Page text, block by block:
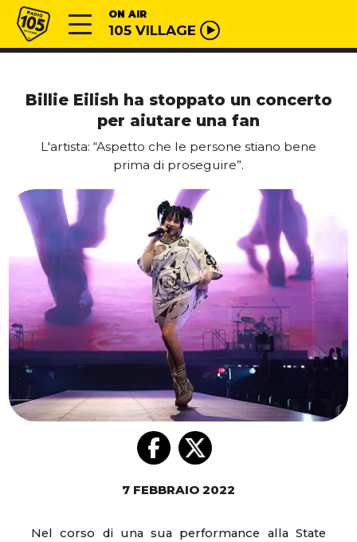
Vai al contenuto
Radio 105 ON AIR
105 VILLAGE
Billie Eilish ha stoppato un concerto
per aiutare una fan
L'artista: “Aspetto che le persone stiano bene
prima di proseguire”.
7 FEBBRAIO 2022
Nel corso di una sua performance alla State